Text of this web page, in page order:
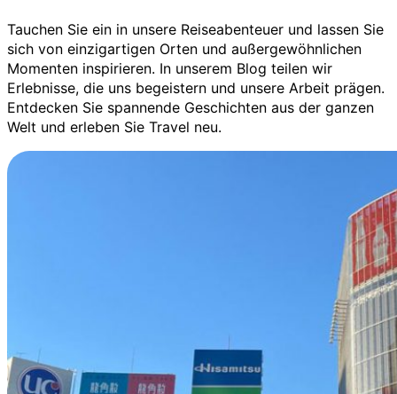
Tauchen Sie ein in unsere Reiseabenteuer und lassen Sie
sich von einzigartigen Orten und außergewöhnlichen
Momenten inspirieren. In unserem Blog teilen wir
Erlebnisse, die uns begeistern und unsere Arbeit prägen.
Entdecken Sie spannende Geschichten aus der ganzen
Welt und erleben Sie Travel neu.